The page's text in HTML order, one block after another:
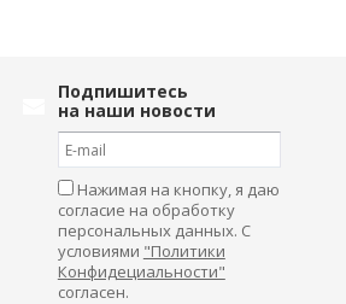
Подпишитесь
на наши новости
Нажимая на кнопку, я даю
согласие на обработку
персональных данных. С
условиями "Политики
Конфидециальности"
согласен.